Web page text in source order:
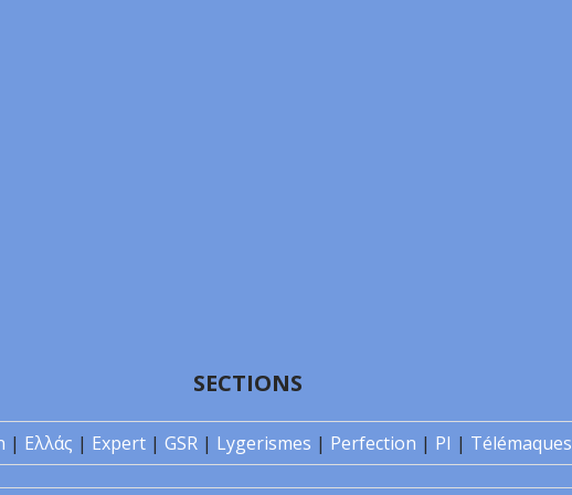
SECTIONS
| Ελλάς | Expert | GSR | Lygerismes | Perfection | PI | Télémaques